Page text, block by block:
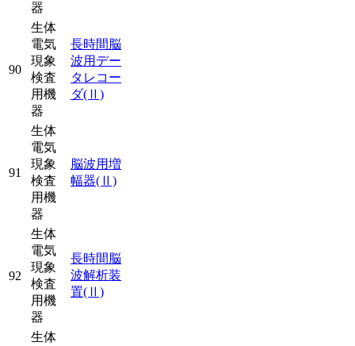
器
90
生体
電気
現象
検査
用機
器
長時間脳
波用デー
タレコー
ダ(Ⅱ)
91
生体
電気
現象
検査
用機
器
脳波用増
幅器(Ⅱ)
92
生体
電気
現象
検査
用機
器
長時間脳
波解析装
置(Ⅱ)
生体